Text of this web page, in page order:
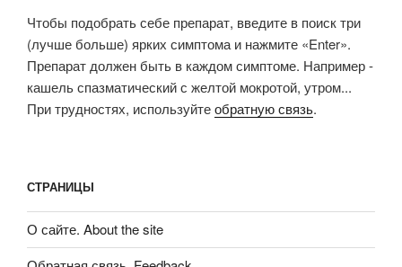
Чтобы подобрать себе препарат, введите в поиск три
(лучше больше) ярких симптома и нажмите «Enter».
Препарат должен быть в каждом симптоме. Например -
кашель спазматический с желтой мокротой, утром...
При трудностях, используйтеобратную связь.
СТРАНИЦЫ
О сайте. About the site